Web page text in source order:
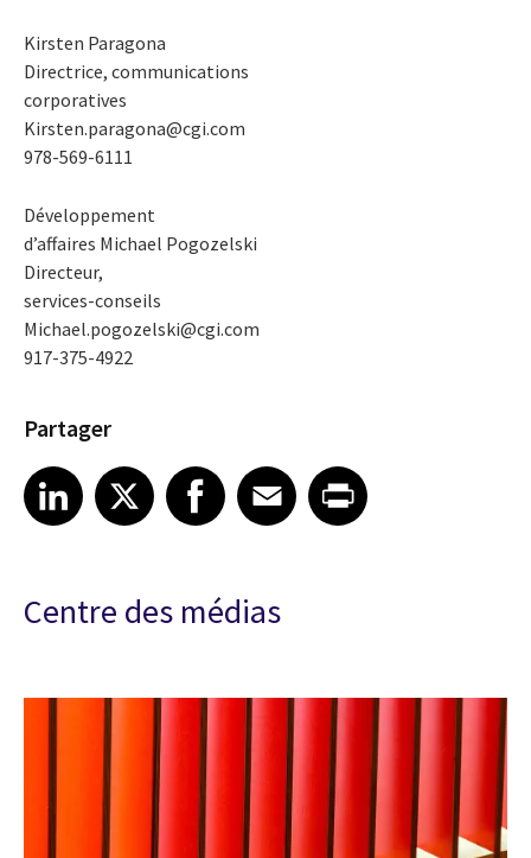
Kirsten Paragona
Directrice, communications
corporatives
Kirsten.paragona@cgi.com
978-569-6111
Développement
d’affaires Michael Pogozelski
Directeur,
services-conseils
Michael.pogozelski@cgi.com
917-375-4922
Partager
Share article on LinkedIn
LinkedIn
Share article on XShare article on Facebook
Facebook
Share article on Email
EmailShare article on Print
Centre des médias